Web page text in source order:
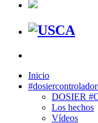
Inicio
DOSIER
Los hechos
Vídeos